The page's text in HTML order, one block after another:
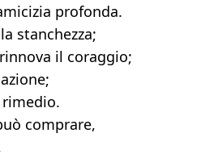
profonda.
stanchezza;
il coraggio;
comprare,